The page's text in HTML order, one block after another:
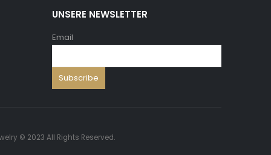
UNSERE NEWSLETTER
Email
© 2023 All Rights Reserved.